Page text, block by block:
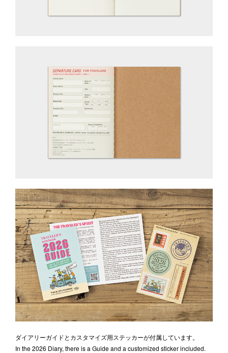
ダイアリーガイドとカスタマイズ用ステッカーが付属しています。
In the 2026 Diary, there is a Guide and a customized sticker included.